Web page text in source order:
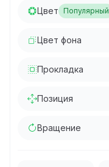
Цвет Популярный
Цвет фона
Прокладка
Позиция
Вращение